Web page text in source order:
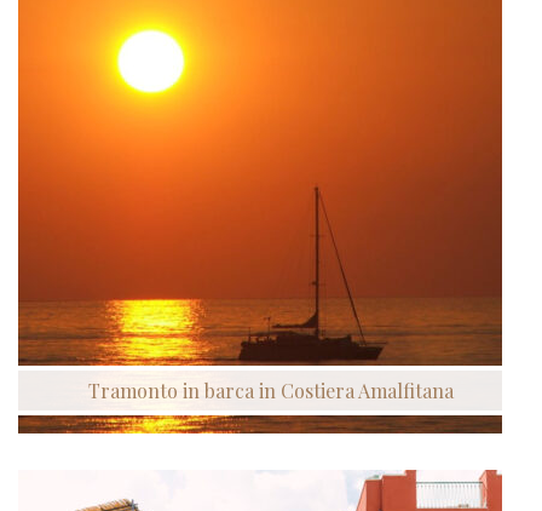
Tramonto in barca in Costiera Amalfitana